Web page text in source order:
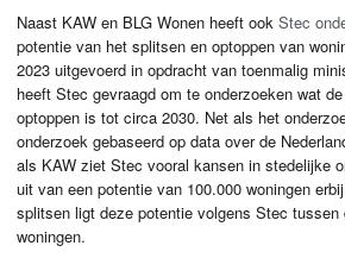
Naast KAW en BLG Wonen heeft ookStec
potentie van het splitsen en optoppen van
2023 uitgevoerd in opdracht van toenmalig
heeft Stec gevraagd om te onderzoeken wat
optoppen is tot circa 2030. Net als het
onderzoek gebaseerd op data over de
als KAW ziet Stec vooral kansen in stedelijke
uit van een potentie van 100.000 woningen
splitsen ligt deze potentie volgens Stec tussen
woningen.